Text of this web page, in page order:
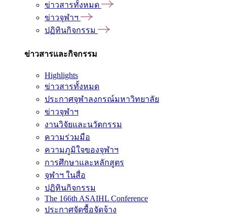
ข่าวสารทั้งหมด
ข่าวจุฬาฯ
ปฏิทินกิจกรรม
ข่าวสารและกิจกรรม
Highlights
ข่าวสารทั้งหมด
ประกาศจุฬาลงกรณ์มหาวิทยาลัย
ข่าวจุฬาฯ
งานวิจัยและนวัตกรรม
ความร่วมมือ
ความภูมิใจของจุฬาฯ
การศึกษาและหลักสูตร
จุฬาฯ ในสื่อ
ปฏิทินกิจกรรม
The 166th ASAIHL Conference
ประกาศจัดซื้อจัดจ้าง